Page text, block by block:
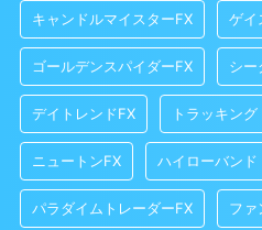
キャンドルマイスターFX ゲイ
ゴールデンスパイダーFX シー
デイトレンドFX トラッキン
ニュートンFX ハイローバンド
パラダイムトレーダーFX ファ